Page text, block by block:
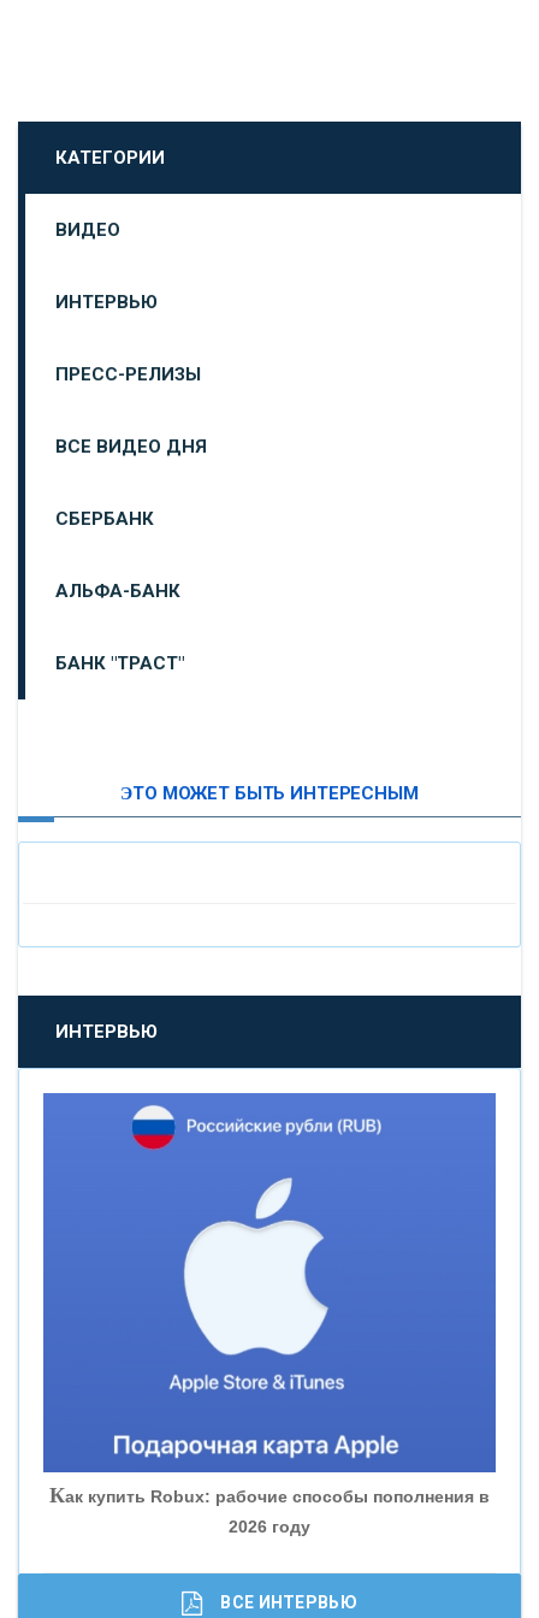
КАТЕГОРИИ
ВИДЕО
ИНТЕРВЬЮ
ПРЕСС-РЕЛИЗЫ
ВСЕ ВИДЕО ДНЯ
СБЕРБАНК
АЛЬФА-БАНК
БАНК "ТРАСТ"
«БАНК САНКТ-ПЕТЕРБУРГ»
«ПРОМСВЯЗЬБАНК»
«НОВИКОМБАНК»
«ВНЕШПРОМБАНК»
«БАНК ГЛОБЭКС»
«СОВКОМБАНК»
«ГАЗПРОМБАНК»
ЭТО МОЖЕТ БЫТЬ ИНТЕРЕСНЫМ
ИНТЕРВЬЮ
Как купить Robux: рабочие способы пополнения в
2026 году
ВСЕ ИНТЕРВЬЮ